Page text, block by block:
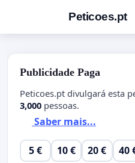
Peticoes.pt
Publicidade Paga
Peticoes.pt divulgará esta
3,000 pessoas.
Saber mais...
5 € 10 € 20 € 40